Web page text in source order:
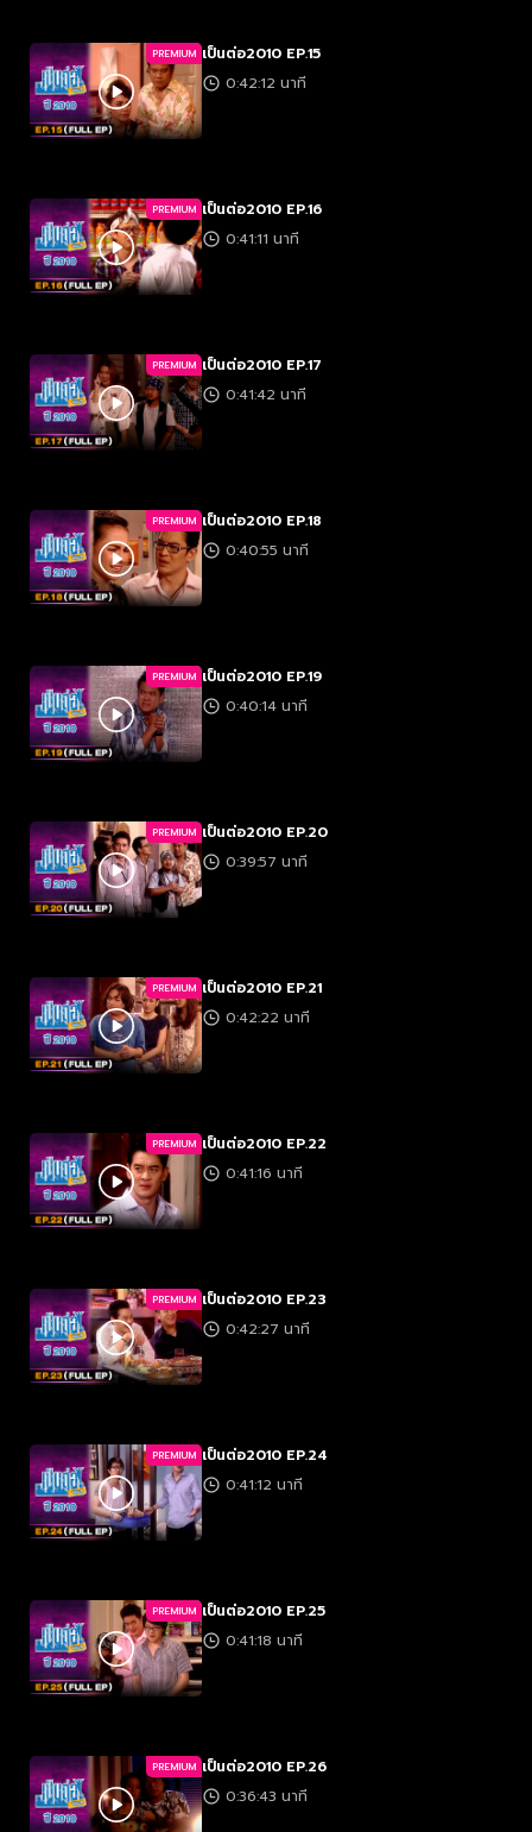
PREMIUM เป็นต่อ2010 EP.15
0:42:12 นาที
PREMIUM เป็นต่อ2010 EP.16
0:41:11 นาที
PREMIUM เป็นต่อ2010 EP.17
0:41:42 นาที
PREMIUM เป็นต่อ2010 EP.18
0:40:55 นาที
PREMIUM เป็นต่อ2010 EP.19
0:40:14 นาที
PREMIUM เป็นต่อ2010 EP.20
0:39:57 นาที
PREMIUM เป็นต่อ2010 EP.21
0:42:22 นาที
PREMIUM เป็นต่อ2010 EP.22
0:41:16 นาที
PREMIUM เป็นต่อ2010 EP.23
0:42:27 นาที
PREMIUM เป็นต่อ2010 EP.24
0:41:12 นาที
PREMIUM เป็นต่อ2010 EP.25
0:41:18 นาที
PREMIUM เป็นต่อ2010 EP.26
0:36:43 นาที